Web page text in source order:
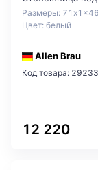
Размеры:
Цвет: белый
Allen Brau
Код товара:
12 220